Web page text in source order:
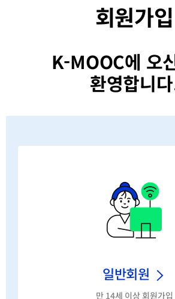
회원가입
K-MOOC에 오
환영합니
일반회원
만 14세 이상 회원가입